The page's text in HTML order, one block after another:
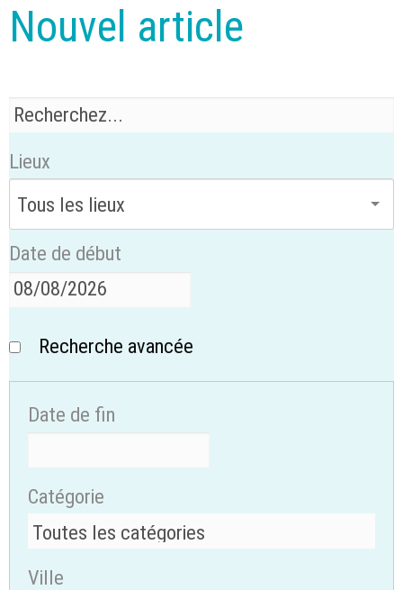
Nouvel article
Lieux
Date de début
Recherche avancée
Date de fin
Catégorie
Ville